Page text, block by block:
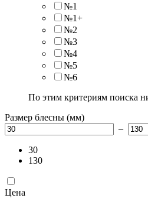
№1
№1+
№2
№3
№4
№5
№6
По этим критериям поиска
Размер блесны (мм)
–
30
130
Цена